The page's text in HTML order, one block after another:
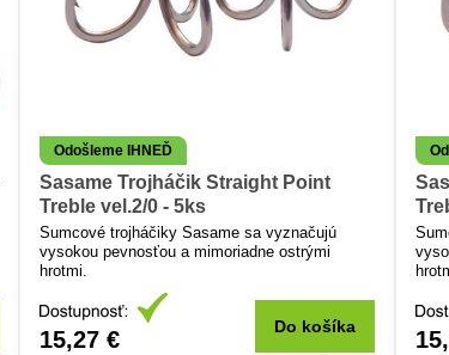
Odošleme IHNEĎ
Sasame Trojháčik Straight Point
Treble vel.2/0 - 5ks
Sumcové trojháčiky Sasame sa vyznačujú
vysokou pevnosťou a mimoriadne ostrými
hrotmi.
15,27 € Do košíka